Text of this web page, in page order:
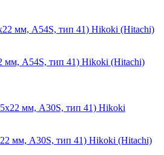
мм, A54S, тип 41) Hikoki (Hitachi)
мм, A30S, тип 41) Hikoki (Hitachi)